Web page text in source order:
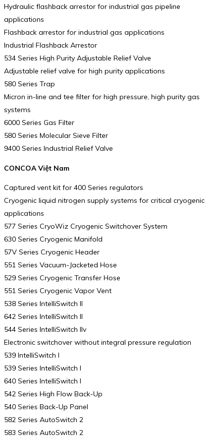
Hydraulic flashback arrestor for industrial gas pipeline
applications
Flashback arrestor for industrial gas applications
Industrial Flashback Arrestor
534 Series High Purity Adjustable Relief Valve
Adjustable relief valve for high purity applications
580 Series Trap
Micron in-line and tee filter for high pressure, high purity gas
systems
6000 Series Gas Filter
580 Series Molecular Sieve Filter
9400 Series Industrial Relief Valve
CONCOA Việt Nam
Captured vent kit for 400 Series regulators
Cryogenic liquid nitrogen supply systems for critical cryogenic
applications
577 Series CryoWiz Cryogenic Switchover System
630 Series Cryogenic Manifold
57V Series Cryogenic Header
551 Series Vacuum-Jacketed Hose
529 Series Cryogenic Transfer Hose
551 Series Cryogenic Vapor Vent
538 Series IntelliSwitch II
642 Series IntelliSwitch II
544 Series IntelliSwitch IIv
Electronic switchover without integral pressure regulation
539 IntelliSwitch I
539 Series IntelliSwitch I
640 Series IntelliSwitch I
542 Series High Flow Back-Up
540 Series Back-Up Panel
582 Series AutoSwitch 2
583 Series AutoSwitch 2